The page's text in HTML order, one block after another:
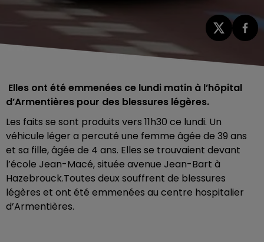
Elles ont été emmenées ce lundi matin à l’hôpital
d’Armentières pour des blessures légères.
Les faits se sont produits vers 11h30 ce lundi. Un
véhicule léger a percuté une femme âgée de 39 ans
et sa fille, âgée de 4 ans. Elles se trouvaient devant
l’école Jean-Macé, située avenue Jean-Bart à
Hazebrouck.Toutes deux souffrent de blessures
légères et ont été emmenées au centre hospitalier
d’Armentières.